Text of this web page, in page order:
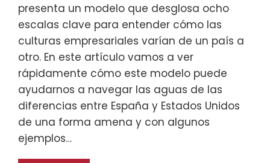
presenta un modelo que desglosa ocho
escalas clave para entender cómo las
culturas empresariales varían de un país a
otro. En este artículo vamos a ver
rápidamente cómo este modelo puede
ayudarnos a navegar las aguas de las
diferencias entre España y Estados Unidos
de una forma amena y con algunos
ejemplos…